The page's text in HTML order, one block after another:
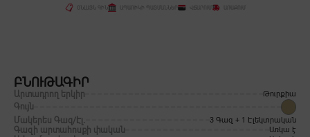
ՎՃԱՐՈՒՄ
ԲՆՈՒԹԱԳԻՐ
Արտադրող երկիր Թուրքիա
Գույն
Մակերես Գազ/Էլ․
3 Գազ + 1 Էլեկտրական
Գազի արտահոսքի փական Առկա է